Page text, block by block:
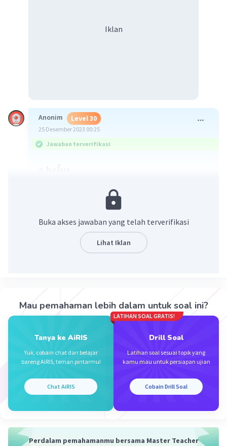
Iklan
Anonim Level 30
25 Desember 2023 00:25
Jawaban terverifikasi
Dalam kalimat “baju putih bagai sutra”, kata
sutra digunakan untuk membandingkan baju
putih dengan benang sutra yang halus dan
lembut. Oleh karena itu, makna kias dari kata
sutra adalah halus.
Buka akses jawaban yang telah terverifikasi
Lihat Iklan
Mau pemahaman lebih dalam untuk soal ini?
Tanya ke AiRIS
Yuk, cobain chat dan belajar
bareng AiRIS, teman pintarmu!
Chat AiRIS
LATIHAN SOAL GRATIS!
Drill Soal
Latihan soal sesuai topik yang
kamu mau untuk persiapan ujian
Cobain Drill Soal
Perdalam pemahamanmu bersama Master Teacher